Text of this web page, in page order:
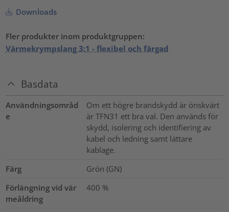
Downloads
Fler produkter inom produktgruppen:
Värmekrympslang 3:1 - flexibel och färgad
Basdata
Användningsområd
e
Om ett högre brandskydd är önskvärt
är TFN31 ett bra val. Den används för
skydd, isolering och identifiering av
kabel och ledning samt lättare
kablage.
Färg
Grön (GN)
Förlängning vid vär
meåldring
400 %